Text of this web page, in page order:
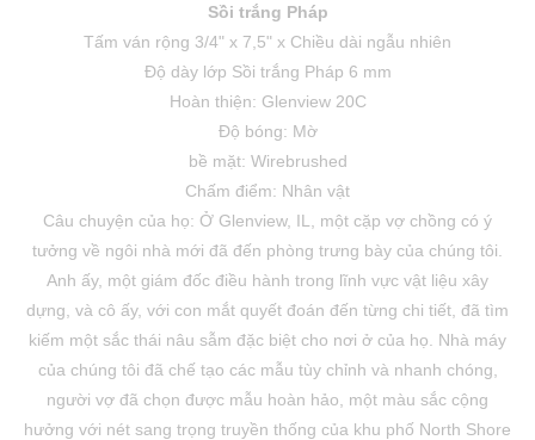
Sồi trắng Pháp
Tấm ván rộng 3/4" x 7,5" x Chiều dài ngẫu nhiên
Độ dày lớp Sồi trắng Pháp 6 mm
Hoàn thiện: Glenview 20C
Độ bóng: Mờ
bề mặt: Wirebrushed
Chấm điểm: Nhân vật
Câu chuyện của họ: Ở Glenview, IL, một cặp vợ chồng có ý
tưởng về ngôi nhà mới đã đến phòng trưng bày của chúng tôi.
Anh ấy, một giám đốc điều hành trong lĩnh vực vật liệu xây
dựng, và cô ấy, với con mắt quyết đoán đến từng chi tiết, đã tìm
kiếm một sắc thái nâu sẫm đặc biệt cho nơi ở của họ. Nhà máy
của chúng tôi đã chế tạo các mẫu tùy chỉnh và nhanh chóng,
người vợ đã chọn được mẫu hoàn hảo, một màu sắc cộng
hưởng với nét sang trọng truyền thống của khu phố North Shore